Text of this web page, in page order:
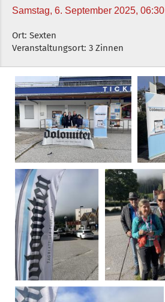
Samstag, 6. September 2025, 06:30
Ort: Sexten
Veranstaltungsort: 3 Zinnen